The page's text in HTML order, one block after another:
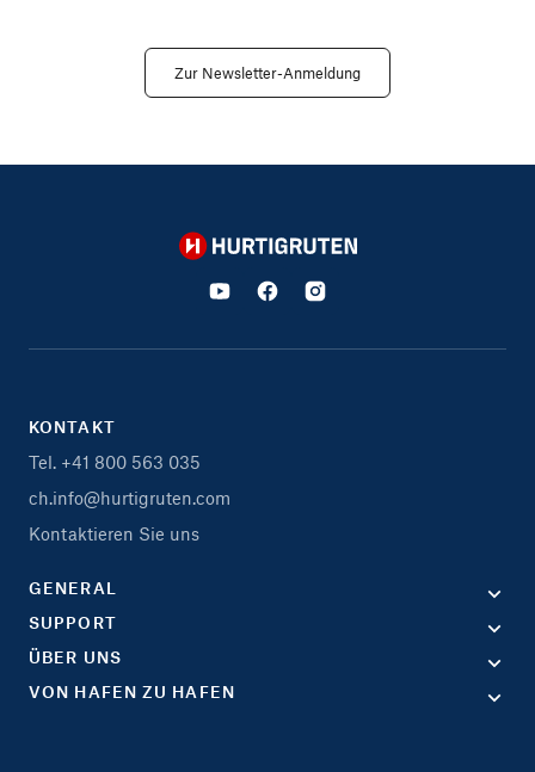
Zur Newsletter-Anmeldung
Hurtigruten
KONTAKT
Tel. +41 800 563 035
ch.info@hurtigruten.com
Kontaktieren Sie uns
GENERAL
SUPPORT
ÜBER UNS
VON HAFEN ZU HAFEN